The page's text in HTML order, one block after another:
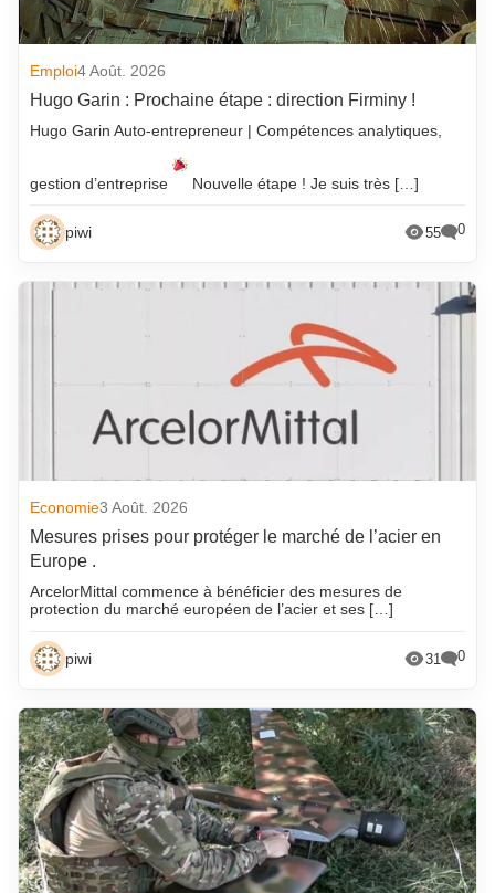
Emploi4 Août. 2026
Hugo Garin : Prochaine étape : direction Firminy !
Hugo Garin Auto-entrepreneur | Compétences analytiques,
gestion d’entreprise Nouvelle étape ! Je suis très […]
piwi 55 0
Economie3 Août. 2026
Mesures prises pour protéger le marché de l’acier en
Europe .
ArcelorMittal commence à bénéficier des mesures de
protection du marché européen de l’acier et ses […]
piwi 31 0